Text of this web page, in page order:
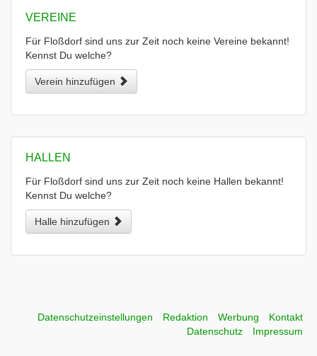
VEREINE
Für Floßdorf sind uns zur Zeit noch keine Vereine bekannt!
Kennst Du welche?
Verein hinzufügen
HALLEN
Für Floßdorf sind uns zur Zeit noch keine Hallen bekannt!
Kennst Du welche?
Halle hinzufügen
Datenschutzeinstellungen Redaktion Werbung
Kontakt
Datenschutz
Impressum